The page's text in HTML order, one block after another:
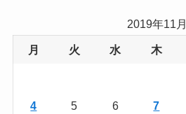
2019年11月
月 火 水 木
4 5 6 7